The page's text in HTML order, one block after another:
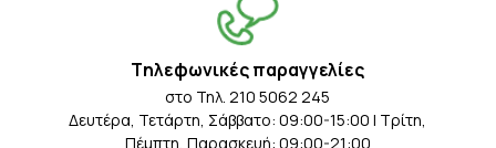
Tηλεφωνικές παραγγελίες
στο Τηλ. 210 5062 245
Δευτέρα, Τετάρτη, Σάββατο: 09:00-15:00 | Τρίτη,
Πέμπτη, Παρασκευή: 09:00-21:00